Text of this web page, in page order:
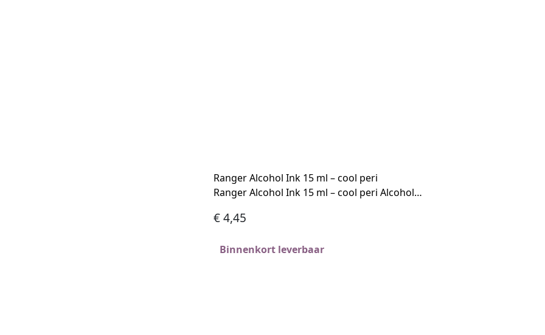
Ranger Alcohol Ink 15 ml – cool peri
Ranger Alcohol Ink 15 ml – cool peri Alcohol…
€4,45
Binnenkort leverbaar